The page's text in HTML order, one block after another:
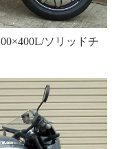
ソリッドチ